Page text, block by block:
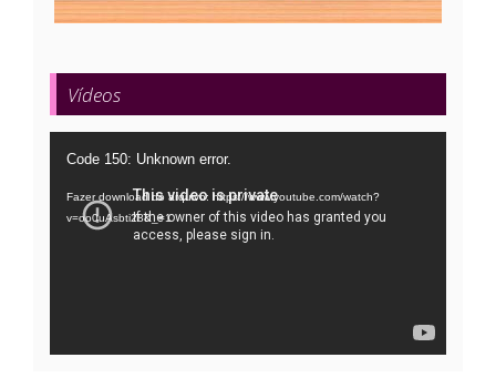
Vídeos
Tocador
vídeo
Code 150: Unknown error.
Fazer download do arquivo: https://www.youtube.com/watch?
v=oo0uAsbti28&_=1